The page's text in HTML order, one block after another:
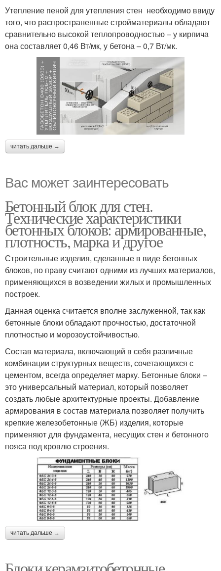
Утепление пеной для утепления стен необходимо ввиду
того, что распространенные стройматериалы обладают
сравнительно высокой теплопроводностью – у кирпича
она составляет 0,46 Вт/мк, у бетона – 0,7 Вт/мк.
читать дальше →
Вас может заинтересовать
Бетонный блок для стен.
Технические характеристики
бетонных блоков: армированные,
плотность, марка и другое
Строительные изделия, сделанные в виде бетонных
блоков, по праву считают одними из лучших материалов,
применяющихся в возведении жилых и промышленных
построек.
Данная оценка считается вполне заслуженной, так как
бетонные блоки обладают прочностью, достаточной
плотностью и морозоустойчивостью.
Состав материала, включающий в себя различные
комбинации структурных веществ, сочетающихся с
цементом, всегда определяет марку. Бетонные блоки –
это универсальный материал, который позволяет
создать любые архитектурные проекты. Добавление
армирования в состав материала позволяет получить
крепкие железобетонные (ЖБ) изделия, которые
применяют для фундамента, несущих стен и бетонного
пояса под кровлю строения.
читать дальше →